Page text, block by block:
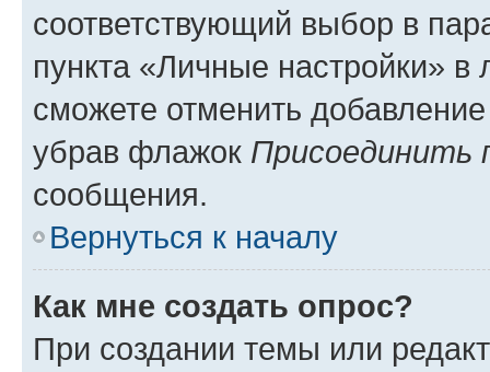
соответствующий выбор в
пункта «Личные настройки»
сможете отменить
убрав флажок Присоединить
сообщения.
Вернуться к началу
Как мне создать опрос?
При создании темы или